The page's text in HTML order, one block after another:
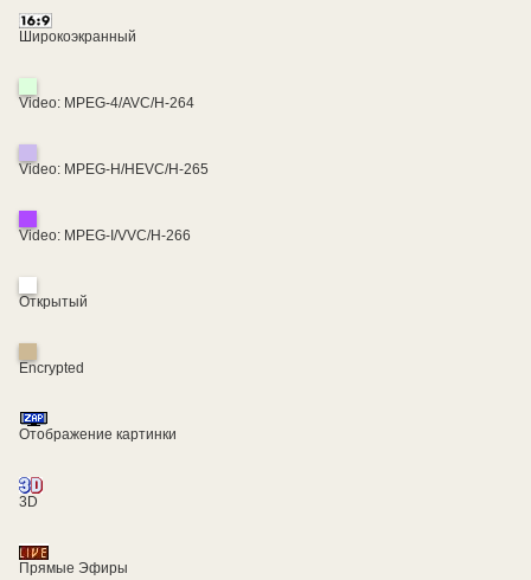
Широкоэкранный
Video: MPEG-4/AVC/H-264
Video: MPEG-H/HEVC/H-265
Video: MPEG-I/VVC/H-266
Открытый
Encrypted
Отображение картинки
3D
Прямые Эфиры